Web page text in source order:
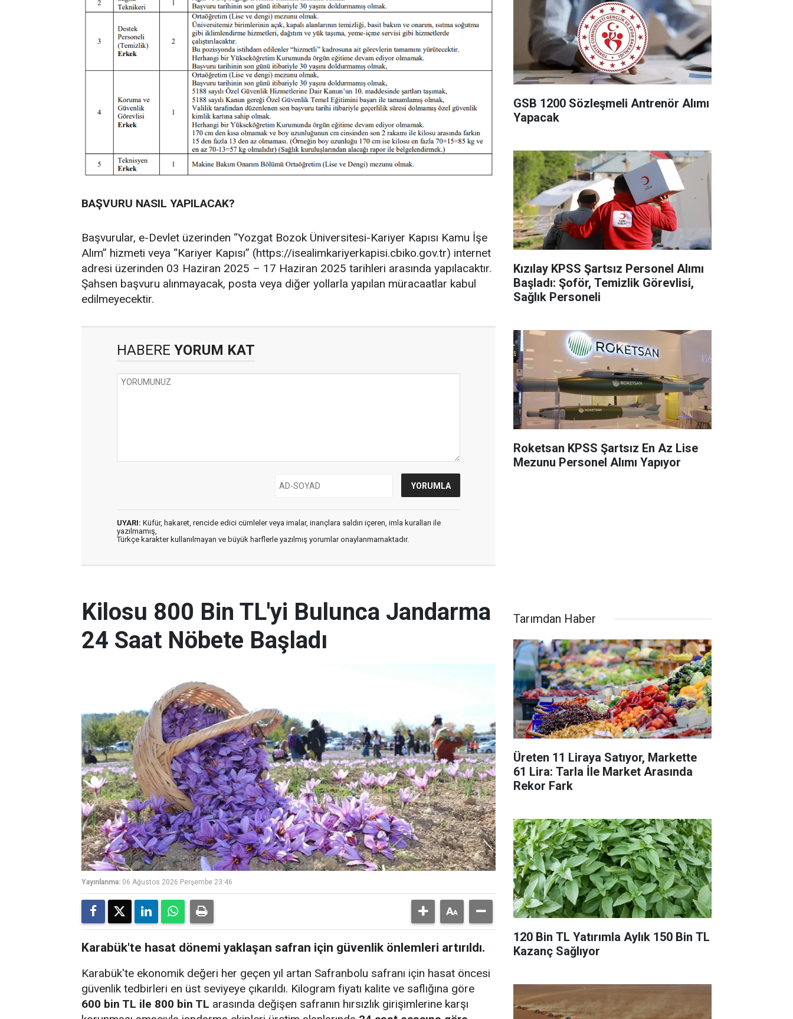
BAŞVURU NASIL YAPILACAK?
Başvurular, e-Devlet üzerinden “Yozgat Bozok Üniversitesi-Kariyer Kapısı Kamu İşe
Alım” hizmeti veya “Kariyer Kapısı” (https://isealimkariyerkapisi.cbiko.gov.tr) internet
adresi üzerinden 03 Haziran 2025 – 17 Haziran 2025 tarihleri arasında yapılacaktır.
Şahsen başvuru alınmayacak, posta veya diğer yollarla yapılan müracaatlar kabul
edilmeyecektir.
HABERE YORUM KAT
UYARI: Küfür, hakaret, rencide edici cümleler veya imalar, inançlara saldırı içeren, imla kuralları ile
yazılmamış,
Türkçe karakter kullanılmayan ve büyük harflerle yazılmış yorumlar onaylanmamaktadır.
GSB 1200 Sözleşmeli Antrenör Alımı
Yapacak
Kızılay KPSS Şartsız Personel Alımı
Başladı: Şoför, Temizlik Görevlisi,
Sağlık Personeli
Roketsan KPSS Şartsız En Az Lise
Mezunu Personel Alımı Yapıyor
Kilosu 800 Bin TL'yi Bulunca Jandarma
24 Saat Nöbete Başladı
Yayınlanma: 06 Ağustos 2026 Perşembe 23:46
Karabük'te hasat dönemi yaklaşan safran için güvenlik önlemleri artırıldı.
Karabük'te ekonomik değeri her geçen yıl artan Safranbolu safranı için hasat öncesi
güvenlik tedbirleri en üst seviyeye çıkarıldı. Kilogram fiyatı kalite ve saflığına göre
600 bin TL ile 800 bin TL arasında değişen safranın hırsızlık girişimlerine karşı
Tarımdan Haber
Üreten 11 Liraya Satıyor, Markette
61 Lira: Tarla İle Market Arasında
Rekor Fark
120 Bin TL Yatırımla Aylık 150 Bin TL
Kazanç Sağlıyor